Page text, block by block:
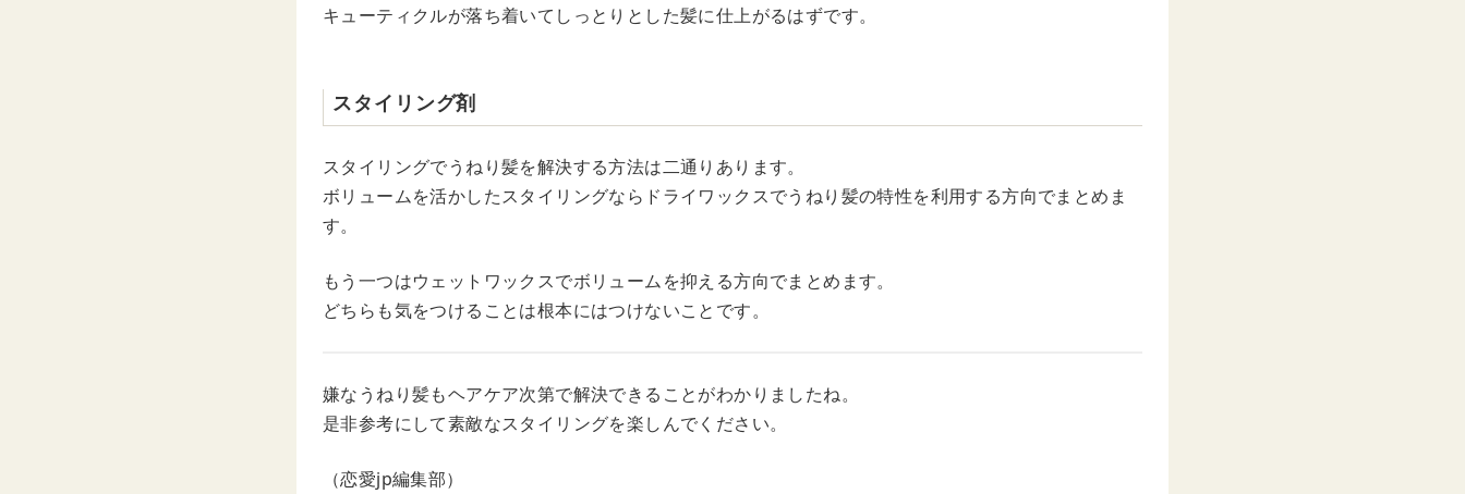
キューティクルが落ち着いてしっとりとした髪に仕上がるはずです。
スタイリング剤
スタイリングでうねり髪を解決する方法は二通りあります。
ボリュームを活かしたスタイリングならドライワックスでうねり髪の特性を利用する方向でまとめま
す。
もう一つはウェットワックスでボリュームを抑える方向でまとめます。
どちらも気をつけることは根本にはつけないことです。
嫌なうねり髪もヘアケア次第で解決できることがわかりましたね。
是非参考にして素敵なスタイリングを楽しんでください。
（恋愛jp編集部）